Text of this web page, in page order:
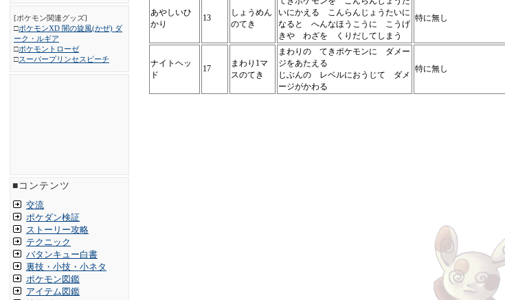
[ポケモン関連グッズ]
□ポケモンXD 闇の旋風(かぜ) ダ
ーク・ルギア
□ポケモントローゼ
□スーパープリンセスピーチ
■コンテンツ
交流
ポケダン検証
ストーリー攻略
テクニック
バタンキュー白書
裏技・小技・小ネタ
ポケモン図鑑
アイテム図鑑
あやしいひ
かり
13
しょうめん
のてき
いにかえる こんらんじょうたいに
なると へんなほうこうに こうげ
きや わざを くりだしてしまう
特に無し
ナイトヘッ
ド
17
まわり1マ
スのてき
まわりの てきポケモンに ダメー
ジをあたえる
じぶんの レベルにおうじて ダメ
ージがかわる
特に無し